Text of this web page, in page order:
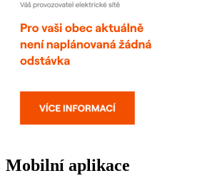
Mobilní aplikace